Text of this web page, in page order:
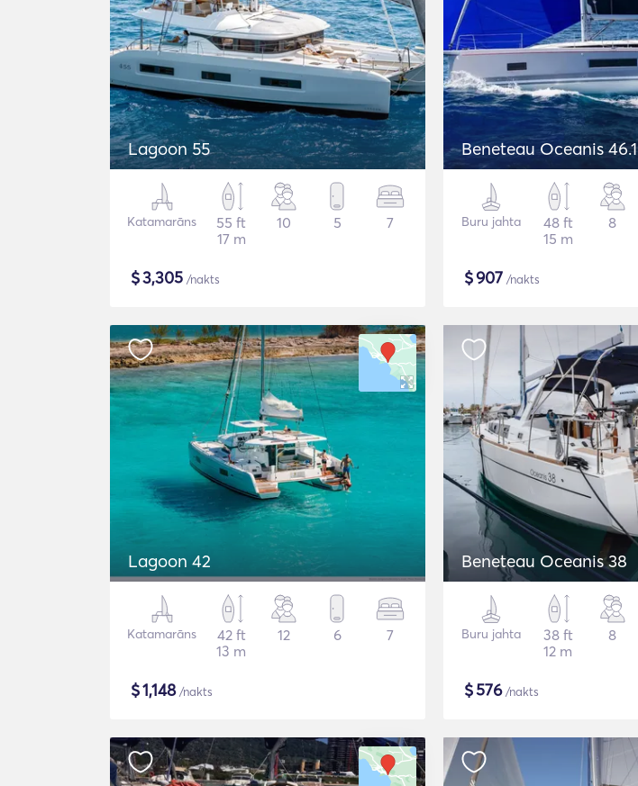
Lagoon 55
Katamarāns
55 ft
17 m
10 5 7
$3,305 /nakts
Beneteau Oceanis 46.1
Buru jahta
48 ft
15 m
8
$907 /nakts
Lagoon 42
Katamarāns
42 ft
13 m
12 6 7
$1,148/nakts
Beneteau Oceanis 38
Buru jahta
38 ft
12 m
8
$576/nakts